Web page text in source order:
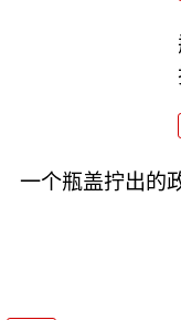
一个瓶盖拧出的